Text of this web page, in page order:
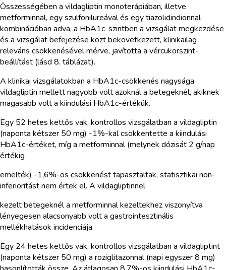
Összességében a vildagliptin monoterápiában, illetve
metforminnal, egy szulfonilureával és egy tiazolidindionnal
kombinációban adva, a HbA1c-szintben a vizsgálat megkezdése
és a vizsgálat befejezése közt bekövetkezett, klinikailag
releváns csökkenésével mérve, javította a vércukorszint-
beállítást (lásd 8. táblázat).
A klinikai vizsgálatokban a HbA1c-csökkenés nagysága
vildagliptin mellett nagyobb volt azoknál a betegeknél, akiknek
magasabb volt a kiindulási HbA1c-értékük.
Egy 52 hetes kettős vak, kontrollos vizsgálatban a vildagliptin
(naponta kétszer 50 mg) -1%-kal csökkentette a kiindulási
HbA1c-értéket, míg a metforminnal (melynek dózisát 2 g/nap
értékig
emelték) -1,6%-os csökkenést tapasztaltak, statisztikai non-
inferioritást nem értek el. A vildagliptinnel
kezelt betegeknél a metforminnal kezeltekhez viszonyítva
lényegesen alacsonyabb volt a gastrointesztinális
mellékhatások incidenciája.
Egy 24 hetes kettős vak, kontrollos vizsgálatban a vildagliptint
(naponta kétszer 50 mg) a roziglitazonnal (napi egyszer 8 mg)